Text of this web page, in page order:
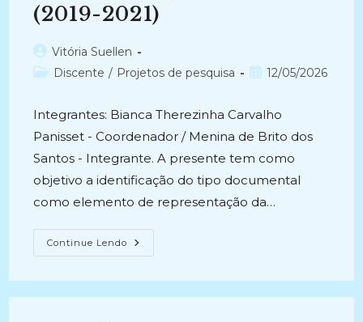
(2019-2021)
Autor
do
Vitória Suellen
Categoria
Discente / Projetos de pesquisa
Post12/05/2026
Integrantes: Bianca Therezinha Carvalho
Panisset - Coordenador / Menina de Brito dos
Santos - Integrante. A presente tem como
objetivo a identificação do tipo documental
como elemento de representação da…
Continue Lendo GESTÃO
DE
FCRB: